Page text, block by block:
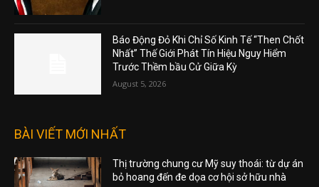
Báo Động Đỏ Khi Chỉ Số Kinh Tế “Then Chốt
Nhất” Thế Giới Phát Tín Hiệu Nguy Hiểm
Trước Thềm bầu Cử Giữa Kỳ
August 5, 2026
BÀI VIẾT MỚI NHẤT
Thị trường chung cư Mỹ suy thoái: từ dự án
bỏ hoang đến đe dọa cơ hội sở hữu nhà